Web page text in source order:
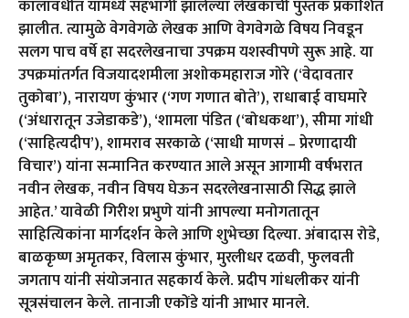
कालावधीत यामध्ये सहभागी झालेल्या लेखकांची पुस्तकं प्रकाशित
झालीत. त्यामुळे वेगवेगळे लेखक आणि वेगवेगळे विषय निवडून
सलग पाच वर्षे हा सदरलेखनाचा उपक्रम यशस्वीपणे सुरू आहे. या
उपक्रमांतर्गत विजयादशमीला अशोकमहाराज गोरे (‘वेदावतार
तुकोबा’), नारायण कुंभार (‘गण गणात बोते’), राधाबाई वाघमारे
(‘अंधारातून उजेडाकडे’), ‘शामला पंडित (‘बोधकथा’), सीमा गांधी
(‘साहित्यदीप’), शामराव सरकाळे (‘साधी माणसं – प्रेरणादायी
विचार’) यांना सन्मानित करण्यात आले असून आगामी वर्षभरात
नवीन लेखक, नवीन विषय घेऊन सदरलेखनासाठी सिद्ध झाले
आहेत.’ यावेळी गिरीश प्रभुणे यांनी आपल्या मनोगतातून
साहित्यिकांना मार्गदर्शन केले आणि शुभेच्छा दिल्या. अंबादास रोडे,
बाळकृष्ण अमृतकर, विलास कुंभार, मुरलीधर दळवी, फुलवती
जगताप यांनी संयोजनात सहकार्य केले. प्रदीप गांधलीकर यांनी
सूत्रसंचालन केले. तानाजी एकोंडे यांनी आभार मानले.